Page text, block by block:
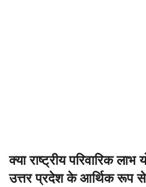
क्या राष्ट्रीय परिवारिक
उत्तर प्रदेश के आर्थिक रूप से